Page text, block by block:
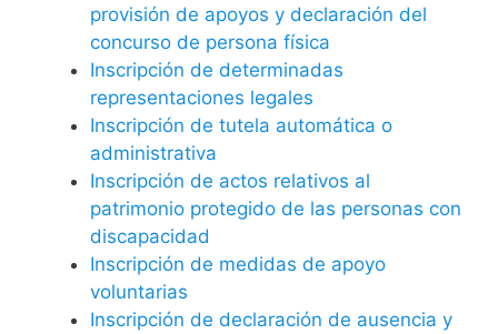
provisión de apoyos y declaración del
concurso de persona física
Inscripción de determinadas
representaciones legales
Inscripción de tutela automática o
administrativa
Inscripción de actos relativos al
patrimonio protegido de las personas con
discapacidad
Inscripción de medidas de apoyo
voluntarias
Inscripción de declaración de ausencia y